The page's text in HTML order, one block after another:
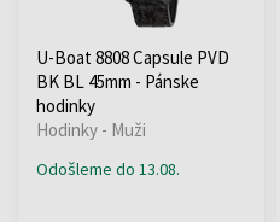
U-Boat 8808 Capsule PVD
BK BL 45mm - Pánske
hodinky
Hodinky - Muži
Odošleme do 13.08.